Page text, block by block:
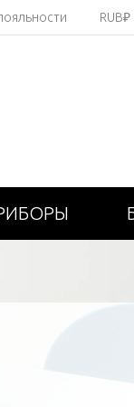
RUB₽